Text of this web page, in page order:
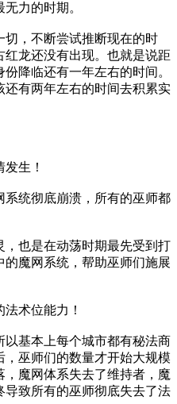
力的时期。
，不断尝试推断现在的时
龙还没有出现。也就是说距
降临还有一年左右的时间。
有两年左右的时间去积累实
生！
统彻底崩溃，所有的巫师都
也是在动荡时期最先受到打
魔网系统，帮助巫师们施展
术位能力！
基本上每个城市都有秘法商
巫师们的数量才开始大规模
魔网体系失去了维持者，魔
导致所有的巫师彻底失去了法